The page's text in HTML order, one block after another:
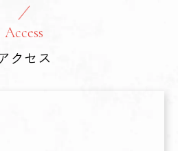
Access
クセス